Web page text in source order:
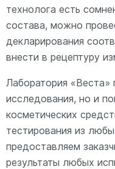
технолога есть
состава, можно
декларирования
внести в рецептуру
Лаборатория «Веста»
исследования, но и
косметических
тестирования из
предоставляем
результаты любых